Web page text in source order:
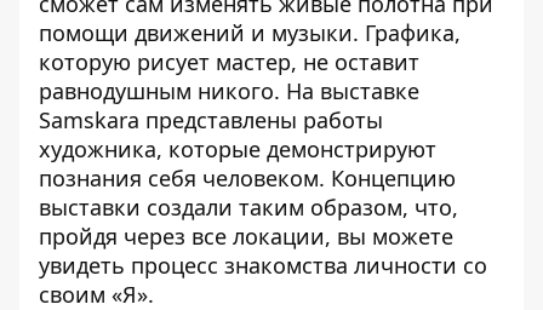
помощи движений и музыки. Графика,
которую рисует мастер, не оставит
равнодушным никого. На выставке
Samskara представлены работы
художника, которые демонстрируют
познания себя человеком. Концепцию
выставки создали таким образом, что,
пройдя через все локации, вы можете
увидеть процесс знакомства личности со
своим «Я».